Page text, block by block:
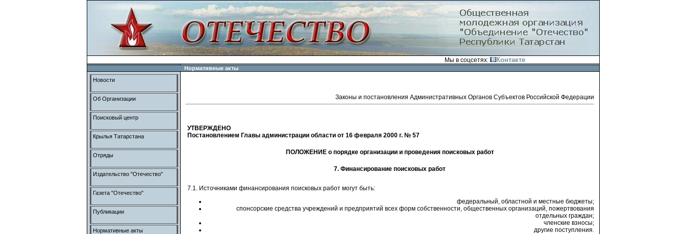
Мы в соцсетях: Контакте
Нормативные акты
Законы и постановления Административных Органов Субъектов Российской Федерации
УТВЕРЖДЕНО
Постановлением Главы администрации области от 16 февраля 2000 г. № 57
ПОЛОЖЕНИЕ о порядке организации и проведения поисковых работ
7. Финансирование поисковых работ
7.1. Источниками финансирования поисковых работ могут быть:
федеральный, областной и местные бюджеты;
спонсорские средства учреждений и предприятий всех форм собственности, общественных организаций, пожертвования
отдельных граждан;
членские взносы;
другие поступления.
Новости
Об Организации
Поисковый центр
Крылья Татарстана
Отряды
Издательство "Отечество"
Газета "Отечество"
Публикации
Нормативные акты